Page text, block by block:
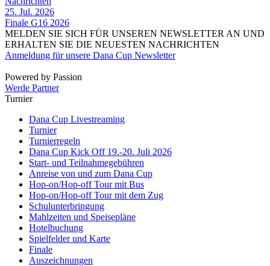
25. Jul. 2026
Finale G16 2026
MELDEN SIE SICH FÜR UNSEREN NEWSLETTER AN UND
ERHALTEN SIE DIE NEUESTEN NACHRICHTEN
Anmeldung für unsere Dana Cup Newsletter
Powered by Passion
Werde Partner
Turnier
Dana Cup Livestreaming
Turnier
Turnierregeln
Dana Cup Kick Off 19.-20. Juli 2026
Start- und Teilnahmegebühren
Anreise von und zum Dana Cup
Hop-on/Hop-off Tour mit Bus
Hop-on/Hop-off Tour mit dem Zug
Schulunterbringung
Mahlzeiten und Speisepläne
Hotelbuchung
Spielfelder und Karte
Finale
Auszeichnungen